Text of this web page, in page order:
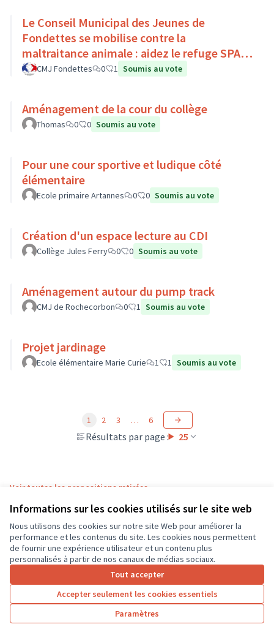
Informations sur les cookies utilisés sur le site web
Nous utilisons des cookies sur notre site Web pour améliorer la
performance et les contenus du site. Les cookies nous permettent
de fournir une expérience utilisateur et un contenu plus
personnalisés à partir de nos canaux de médias sociaux.
Tout accepter
Accepter seulement les cookies essentiels
Paramètres
Le Conseil Municipal des Jeunes de
Fondettes se mobilise contre la
maltraitance animale : aidez le refuge SPA
de Luynes !
CMJ Fondettes 0 1 Soumis au vote
Aménagement de la cour du collège
Thomas 0 0 Soumis au vote
Pour une cour sportive et ludique côté
élémentaire
Ecole primaire Artannes 0 0 Soumis au vote
Création d'un espace lecture au CDI
Collège Jules Ferry 0 0 Soumis au vote
Aménagement autour du pump track
CMJ de Rochecorbon 0 1 Soumis au vote
Projet jardinage
Ecole élémentaire Marie Curie 1 1 Soumis au vote
Résultats par page : 25
1 2 3 … 6
Voir toutes les propositions retirées
Conditions d'utilisation
Paramètres des cookies
CD37 sur X
(Lien externe)
CD37 sur Facebook
CD37 sur Instagram
CD37 sur YouTube
(Lien externe)
Site réalisé grâce aulogiciel libre Decidim .
Licence
(Lien